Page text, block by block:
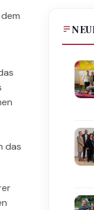
das